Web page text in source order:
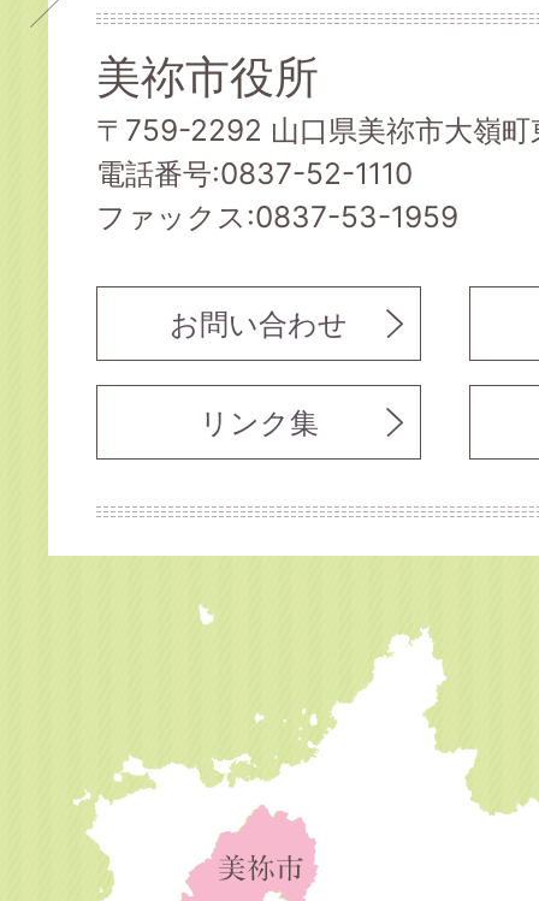
美祢市役所
〒759-2292 山口県美祢市大嶺
電話番号:0837-52-1110
ファックス:0837-53-1959
お問い合わせ
リンク集